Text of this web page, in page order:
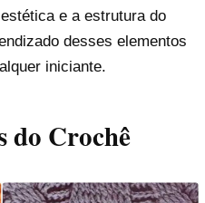
e a estrutura do
desses elementos
iniciante.
do Crochê